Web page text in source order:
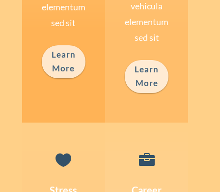
elementum
sed sit
Learn
More
vehicula
elementum
sed sit
Learn
More
 